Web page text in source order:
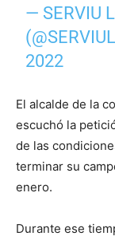
— SERVIU
2022
El alcalde de la
escuchó la
de las
terminar su
enero.
Durante ese